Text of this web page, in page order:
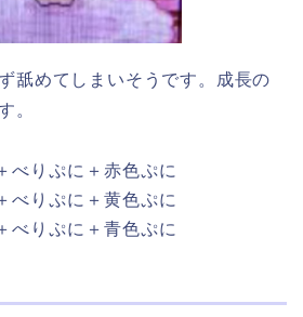
舐めてしまいそうです。成長の
。
べりぷに＋赤色ぷに
べりぷに＋黄色ぷに
べりぷに＋青色ぷに